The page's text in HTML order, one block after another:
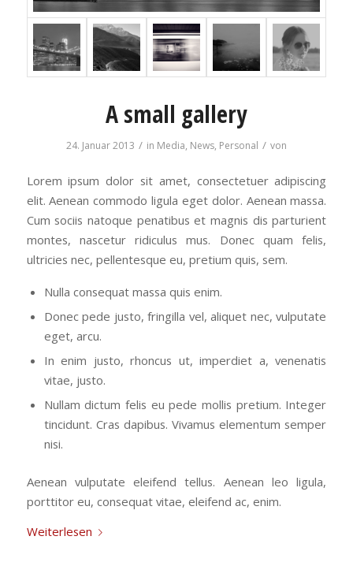
A small gallery
24. Januar 2013 / in Media, News, Personal / von
Lorem ipsum dolor sit amet, consectetuer adipiscing
elit. Aenean commodo ligula eget dolor. Aenean massa.
Cum sociis natoque penatibus et magnis dis parturient
montes, nascetur ridiculus mus. Donec quam felis,
ultricies nec, pellentesque eu, pretium quis, sem.
Nulla consequat massa quis enim.
Donec pede justo, fringilla vel, aliquet nec, vulputate
eget, arcu.
In enim justo, rhoncus ut, imperdiet a, venenatis
vitae, justo.
Nullam dictum felis eu pede mollis pretium. Integer
tincidunt. Cras dapibus. Vivamus elementum semper
nisi.
Aenean vulputate eleifend tellus. Aenean leo ligula,
porttitor eu, consequat vitae, eleifend ac, enim.
Weiterlesen